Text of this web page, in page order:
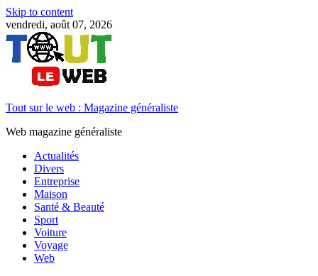
Skip to content
vendredi, août 07, 2026
Tout sur le web : Magazine généraliste
Web magazine généraliste
Actualités
Divers
Entreprise
Maison
Santé & Beauté
Sport
Voiture
Voyage
Web